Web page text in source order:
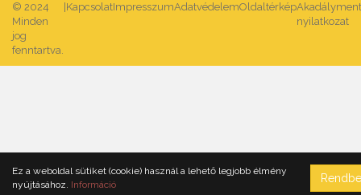
© 2024
Minden
jog
fenntartva.
KapcsolatImpresszumAdatvédelemOldaltérkép
nyilatkozat
Ez a weboldal sütiket (cookie) használ a lehető legjobb élmény
nyújtásához. Információ